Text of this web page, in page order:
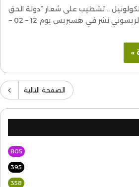
.. تشطيب على شعار “دولة الحق
والقانون” أحمد الريسوني نشر في هسبريس يوم 12 – 02 –
»
الصفحة التالية
805
395
358